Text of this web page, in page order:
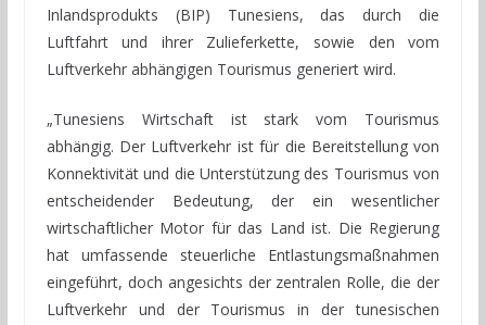
Inlandsprodukts (BIP) Tunesiens, das durch die
Luftfahrt und ihrer Zulieferkette, sowie den vom
Luftverkehr abhängigen Tourismus generiert wird.
„Tunesiens Wirtschaft ist stark vom Tourismus
abhängig. Der Luftverkehr ist für die Bereitstellung von
Konnektivität und die Unterstützung des Tourismus von
entscheidender Bedeutung, der ein wesentlicher
wirtschaftlicher Motor für das Land ist. Die Regierung
hat umfassende steuerliche Entlastungsmaßnahmen
eingeführt, doch angesichts der zentralen Rolle, die der
Luftverkehr und der Tourismus in der tunesischen